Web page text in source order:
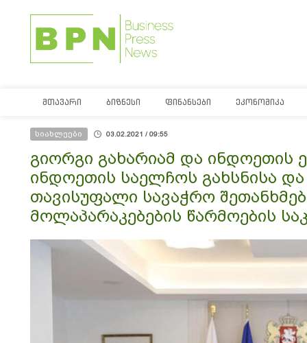
ᲛᲗᲐᲕᲐᲠᲘ ᲑᲘᲖᲜᲔᲡᲘ ᲤᲘᲜᲐᲜᲡᲔᲑᲘ ᲔᲙᲝᲜᲝᲛᲘᲙᲐ
სიახლეები 03.02.2021 / 09:55
გიორგი გახარიამ და ინდოეთის
ინდოეთის საელჩოს გახსნისა
თავისუფალი სავაჭრო
მოლაპარაკებების წარმოების